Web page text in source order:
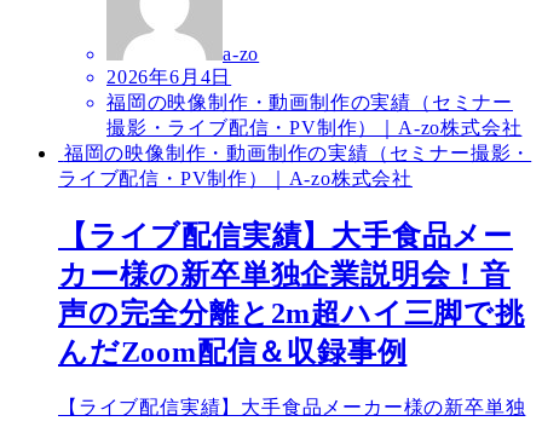
a-zo
2026年6月4日
福岡の映像制作・動画制作の実績（セミナー
撮影・ライブ配信・PV制作）｜A-zo株式会社
福岡の映像制作・動画制作の実績（セミナー撮影・
ライブ配信・PV制作）｜A-zo株式会社
【ライブ配信実績】大手食品メー
カー様の新卒単独企業説明会！音
声の完全分離と2m超ハイ三脚で挑
んだZoom配信＆収録事例
【ライブ配信実績】大手食品メーカー様の新卒単独